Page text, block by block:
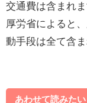
交通費は含まれま
厚労省によると
動手段は全て含
あわせて読みたい